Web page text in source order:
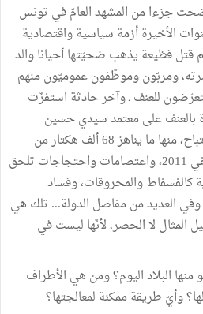
جزءا من المشهد العامّ في تونس
الأخيرة أزمة سياسية واقتصادية
قتل فظيعة يذهب ضحيّتها أحيانا والد
ومربّون وموظّفون عموميّون منهم
للعنف ـ وآخر حادثة استفزّت
بالعنف على معتمد سيدي حسين
السيجومي ـ وأملاك للدولة تستباح، منها ما يناهز 68 ألف هكتار من
الضيعات الفلاحيّة منذ 14 جانفي 2011، واعتصامات واحتجاجات تلحق
والمحروقات، وفساد
العديد من مفاصل الدولة... تلك هي
المثال لا الحصر، لأنّها ليست في
البلاد اليوم؟ ومن هي الأطراف
وأيّ طريقة ممكنة لمعالجتها؟